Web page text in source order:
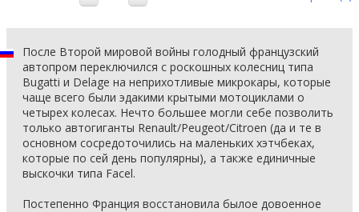
После Второй мировой войны голодный французский
автопром переключился с роскошных колесниц типа
Bugatti и Delage на неприхотливые микрокары, которые
чаще всего были эдакими крытыми мотоциклами о
четырех колесах. Нечто большее могли себе позволить
только автогиганты Renault/Peugeot/Citroen (да и те в
основном сосредоточились на маленьких хэтчбеках,
которые по сей день популярны), а также единичные
выскочки типа Facel.
Постепенно Франция восстановила былое довоенное